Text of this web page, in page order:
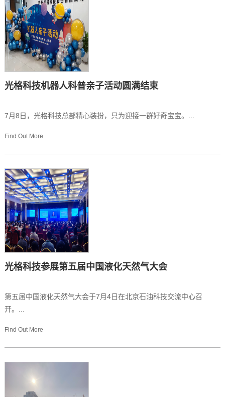
光格科技机器人科普亲子活动圆满结束
7月8日，光格科技总部精心装扮，只为迎接一群好奇宝宝。...
Find Out More
光格科技参展第五届中国液化天然气大会
第五届中国液化天然气大会于7月4日在北京石油科技交流中心召
开。...
Find Out More